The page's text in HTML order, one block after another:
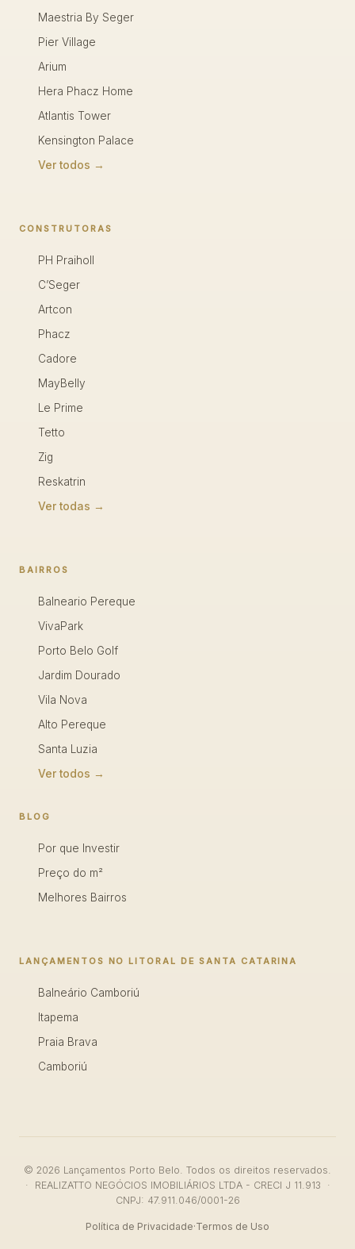
Maestria By Seger
Pier Village
Arium
Hera Phacz Home
Atlantis Tower
Kensington Palace
Ver todos →
CONSTRUTORAS
PH Praiholl
C’Seger
Artcon
Phacz
Cadore
MayBelly
Le Prime
Tetto
Zig
Reskatrin
Ver todas →
BAIRROS
Balneario Pereque
VivaPark
Porto Belo Golf
Jardim Dourado
Vila Nova
Alto Pereque
Santa Luzia
Ver todos →
BLOG
Por que Investir
Preço do m²
Melhores Bairros
LANÇAMENTOS NO LITORAL DE SANTA CATARINA
Balneário Camboriú
Itapema
Praia Brava
Camboriú
© 2026 Lançamentos Porto Belo. Todos os direitos reservados.
· REALIZATTO NEGÓCIOS IMOBILIÁRIOS LTDA - CRECI J 11.913 ·
CNPJ: 47.911.046/0001-26
Política de Privacidade·Termos de Uso